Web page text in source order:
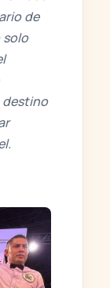
de
solo
destino